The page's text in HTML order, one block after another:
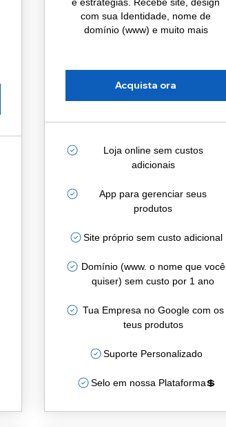
com sua Identidade, nome de
domínio (www) e muito mais
Acquista ora
Loja online sem custos
adicionais
App para gerenciar seus
produtos
Site próprio sem custo adicional
Domínio (www. o nome que você
quiser) sem custo por 1 ano
Tua Empresa no Google com os
teus produtos
Suporte Personalizado
Selo em nossa Plataforma💲